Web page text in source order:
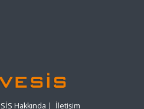
Hakkında | İletişim